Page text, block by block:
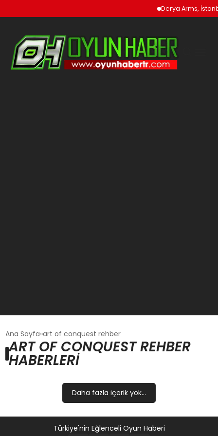
Derya Arms,
GÜNCEL
OYUN HABERLERI
EĞITIM
Ana Sayfa art of conquest rehber
ART OF CONQUEST REHBER
HABERLERI
Daha fazla içerik yok...
Türkiye'nin Eğlenceli Oyun Haberi